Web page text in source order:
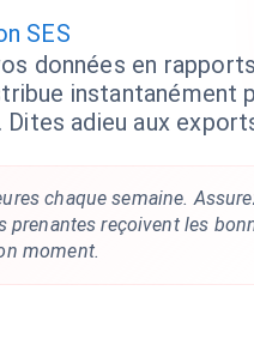
SES
données en rapports
instantanément
Dites adieu aux
chaque semaine.
prenantes reçoivent les
moment.